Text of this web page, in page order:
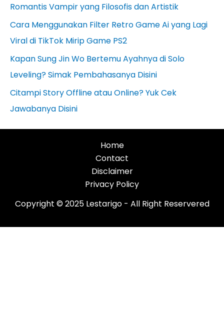
Romantis Vampir yang Filosofis dan Artistik
Cara Menggunakan Filter Retro Game Ai yang Lagi
Viral di TikTok Mirip Game PS2
Kapan Sung Jin Wo Bertemu Ayahnya di Solo
Leveling? Simak Pembahasanya Disini
Citampi Story Offline atau Online? Yuk Cek
Jawabanya Disini
Home
Contact
Disclaimer
Privacy Policy
Copyright © 2025 Lestarigo - All Right Reservered